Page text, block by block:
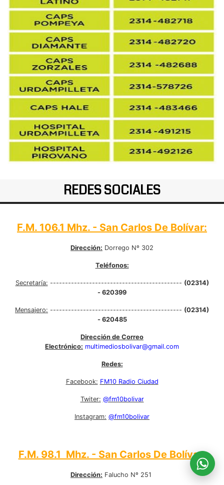
REDES SOCIALES
F.M. 106.1 Mhz. - San Carlos De Bolívar:
Dirección: Dorrego Nº 302
Teléfonos:
Secretaría: -------------------------------------------- (02314)
- 620399
Mensajero: -------------------------------------------- (02314)
- 620485
Dirección de Correo
Electrónico: multimediosbolivar@gmail.com
Redes:
Facebook: FM10 Radio Ciudad
Twiter: @fm10bolivar
Instagram: @fm10bolivar
F.M. 98.1 Mhz. - San Carlos De Bolívar:
Dirección: Falucho Nº 251